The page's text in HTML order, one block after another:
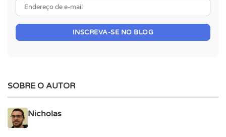
INSCREVA-SE NO BLOG
SOBRE O AUTOR
Nicholas